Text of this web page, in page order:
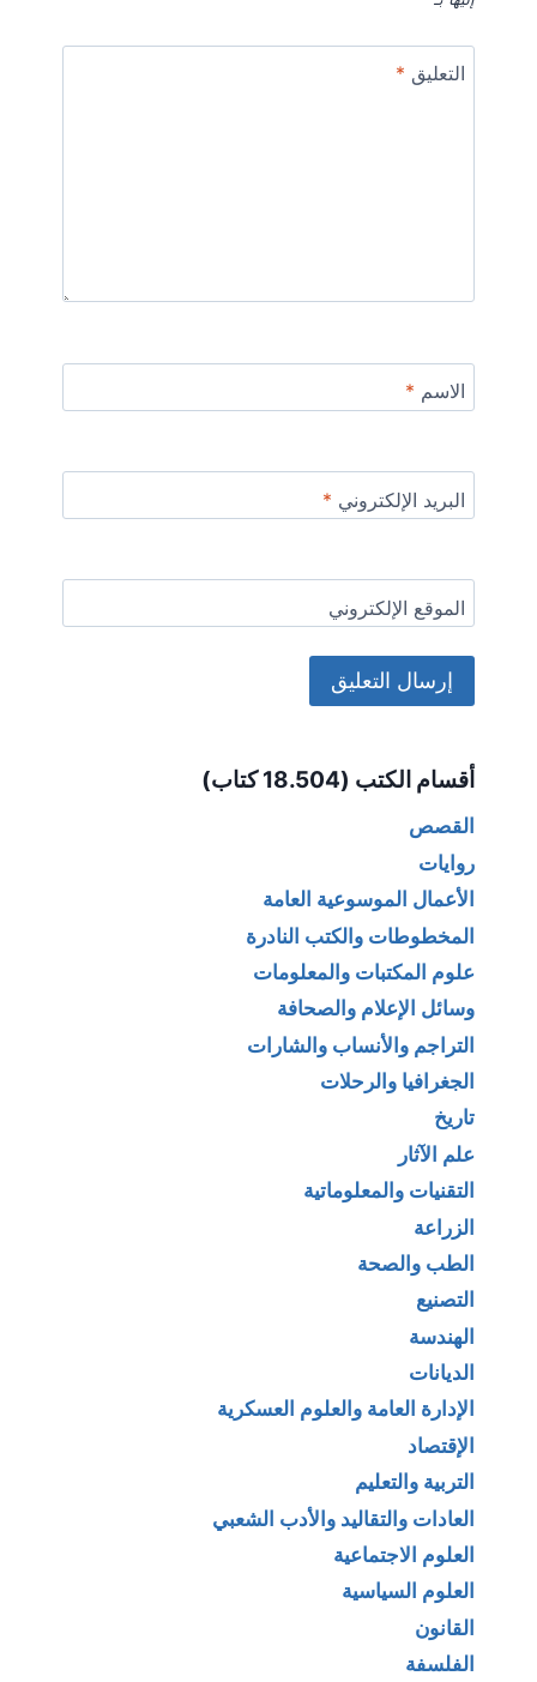
التعليق *
الاسم *
البريد الإلكتروني *
الموقع الإلكتروني
أقسام الكتب (18.504 كتاب)
القصص
روايات
الأعمال الموسوعية العامة
المخطوطات والكتب النادرة
علوم المكتبات والمعلومات
وسائل الإعلام والصحافة
التراجم والأنساب والشارات
الجغرافيا والرحلات
تاريخ
علم الآثار
التقنيات والمعلوماتية
الزراعة
الطب والصحة
التصنيع
الهندسة
الديانات
الإدارة العامة والعلوم العسكرية
الإقتصاد
التربية والتعليم
العادات والتقاليد والأدب الشعبي
العلوم الاجتماعية
العلوم السياسية
القانون
الفلسفة